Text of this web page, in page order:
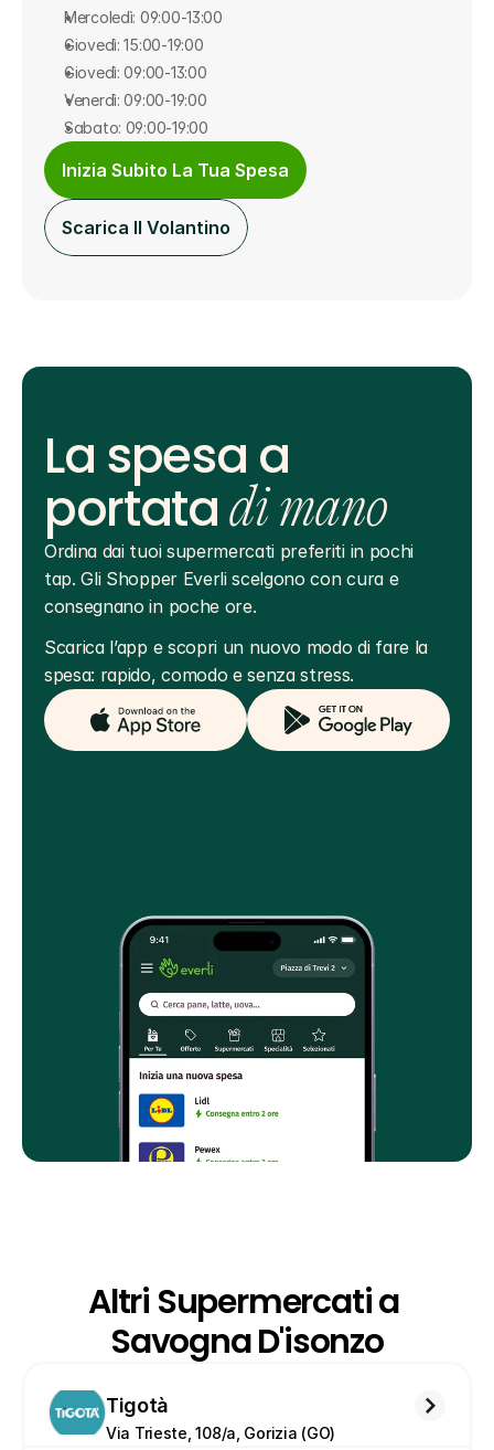
Mercoledì: 09:00-13:00
Giovedì: 15:00-19:00
Giovedì: 09:00-13:00
Venerdì: 09:00-19:00
Sabato: 09:00-19:00
Inizia Subito La Tua Spesa
Scarica Il Volantino
La spesa a
portatadi mano
Ordina dai tuoi supermercati preferiti in pochi
tap. Gli Shopper Everli scelgono con cura e
consegnano in poche ore.
Scarica l’app e scopri un nuovo modo di fare la
spesa: rapido, comodo e senza stress.
Altri Supermercati a
Savogna D'isonzo
Tigotà
Via Trieste, 108/a, Gorizia (GO)